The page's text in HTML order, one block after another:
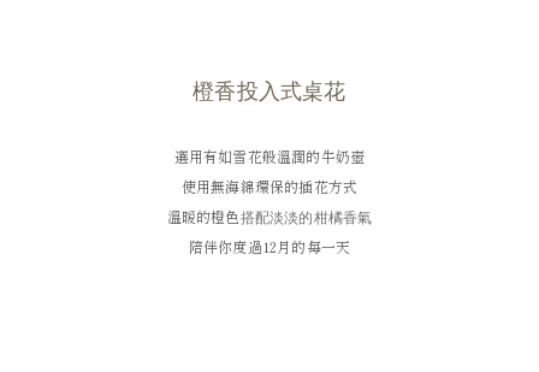
橙香投入式桌花
選用有如雪花般溫潤的牛奶壺
使用無海綿環保的插花方式
溫暖的橙色搭配淡淡的柑橘香氣
陪伴你度過12月的每一天